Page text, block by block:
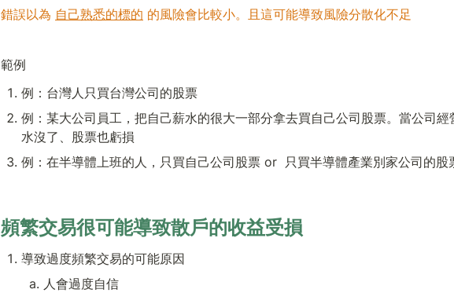
錯誤以為 自己熟悉的標的 的風險會比較小。且這可能導致風險分散化不足
範例
例：台灣人只買台灣公司的股票
例：某大公司員工，把自己薪水的很大一部分拿去買自己公司股票。當公司
水沒了、股票也虧損
例：在半導體上班的人，只買自己公司股票 or  只買半導體產業別家公司的股
頻繁交易很可能導致散戶的收益受損
導致過度頻繁交易的可能原因
人會過度自信